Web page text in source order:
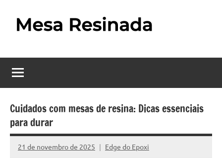
Resinada
–
Como
Fazer
uma
o
fascinante
mesas
resinadas,
onde
elegância
Cuidados com mesas de resina: Dicas essenciais
para durar
21 de novembro de 2025 Edge do Epoxi
Nenhum